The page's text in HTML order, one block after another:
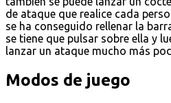
de ataque que realice cada
se ha conseguido rellenar la
se tiene que pulsar sobre ella y
lanzar un ataque mucho más
Modos de juego